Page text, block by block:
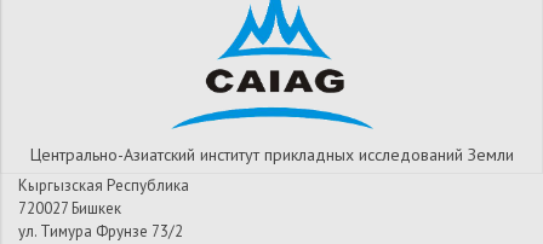
Центрально-Азиатский институт прикладных исследований Земли
Кыргызская Республика
720027 Бишкек
ул. Тимура Фрунзе 73/2